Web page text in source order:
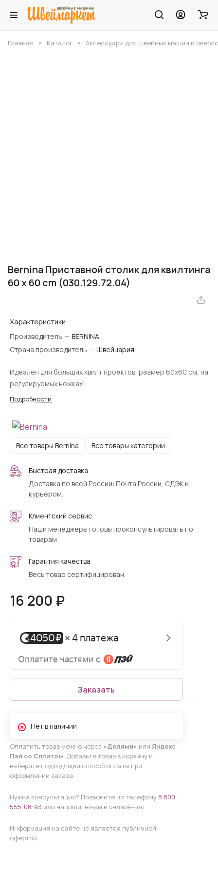
Главная Каталог Аксессуары для швейных машин и
Bernina Приставной столик для квилтинга
60 x 60 cm (030.129.72.04)
Характеристики
Производитель — BERNINA
Страна производитель — Швейцария
Идеален для больших квилт проектов, размер 60х60 см, на
регулируемых ножках.
Подробности
Все товары Bernina Все товары категории
Быстрая доставка
Доставка по всей России: Почта России, СДЭК и
курьером.
Клиентский сервис
Наши менеджеры готовы проконсультировать по
товарам
Гарантия качества
Весь товар сертифицирован
16 200 ₽
Заказать
Нет в наличии
Оплатить товар можно через «Долями» или Яндекс
Пэй со Сплитом. Добавьте товар в корзину и
выберите подходящий способ оплаты при
оформлении заказа.
Нужна консультация? Позвоните по телефону 8 800
555-08-93 или напишите нам в онлайн-чат.
Информация на сайте не является публичной
офертой.